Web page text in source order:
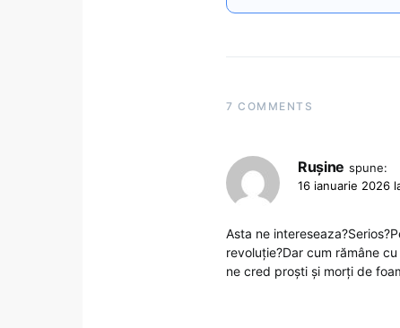
7 COMMENTS
Rușine spune:
16 ianuarie 2026
Asta ne
revoluție?Dar cum rămâne
ne cred proști și morți de